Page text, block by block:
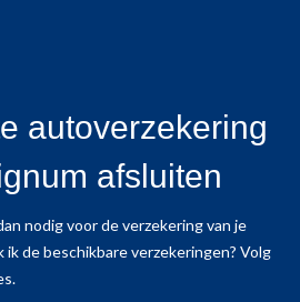
autoverzekering
afsluiten
nodig voor de verzekering van je
ik de beschikbare verzekeringen? Volg